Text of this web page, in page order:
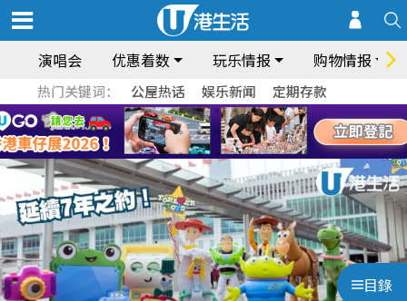
演唱会 优惠着数 玩乐情报 购物情报
热门关键词： 公屋热话 娱乐新闻 定期存款
目錄